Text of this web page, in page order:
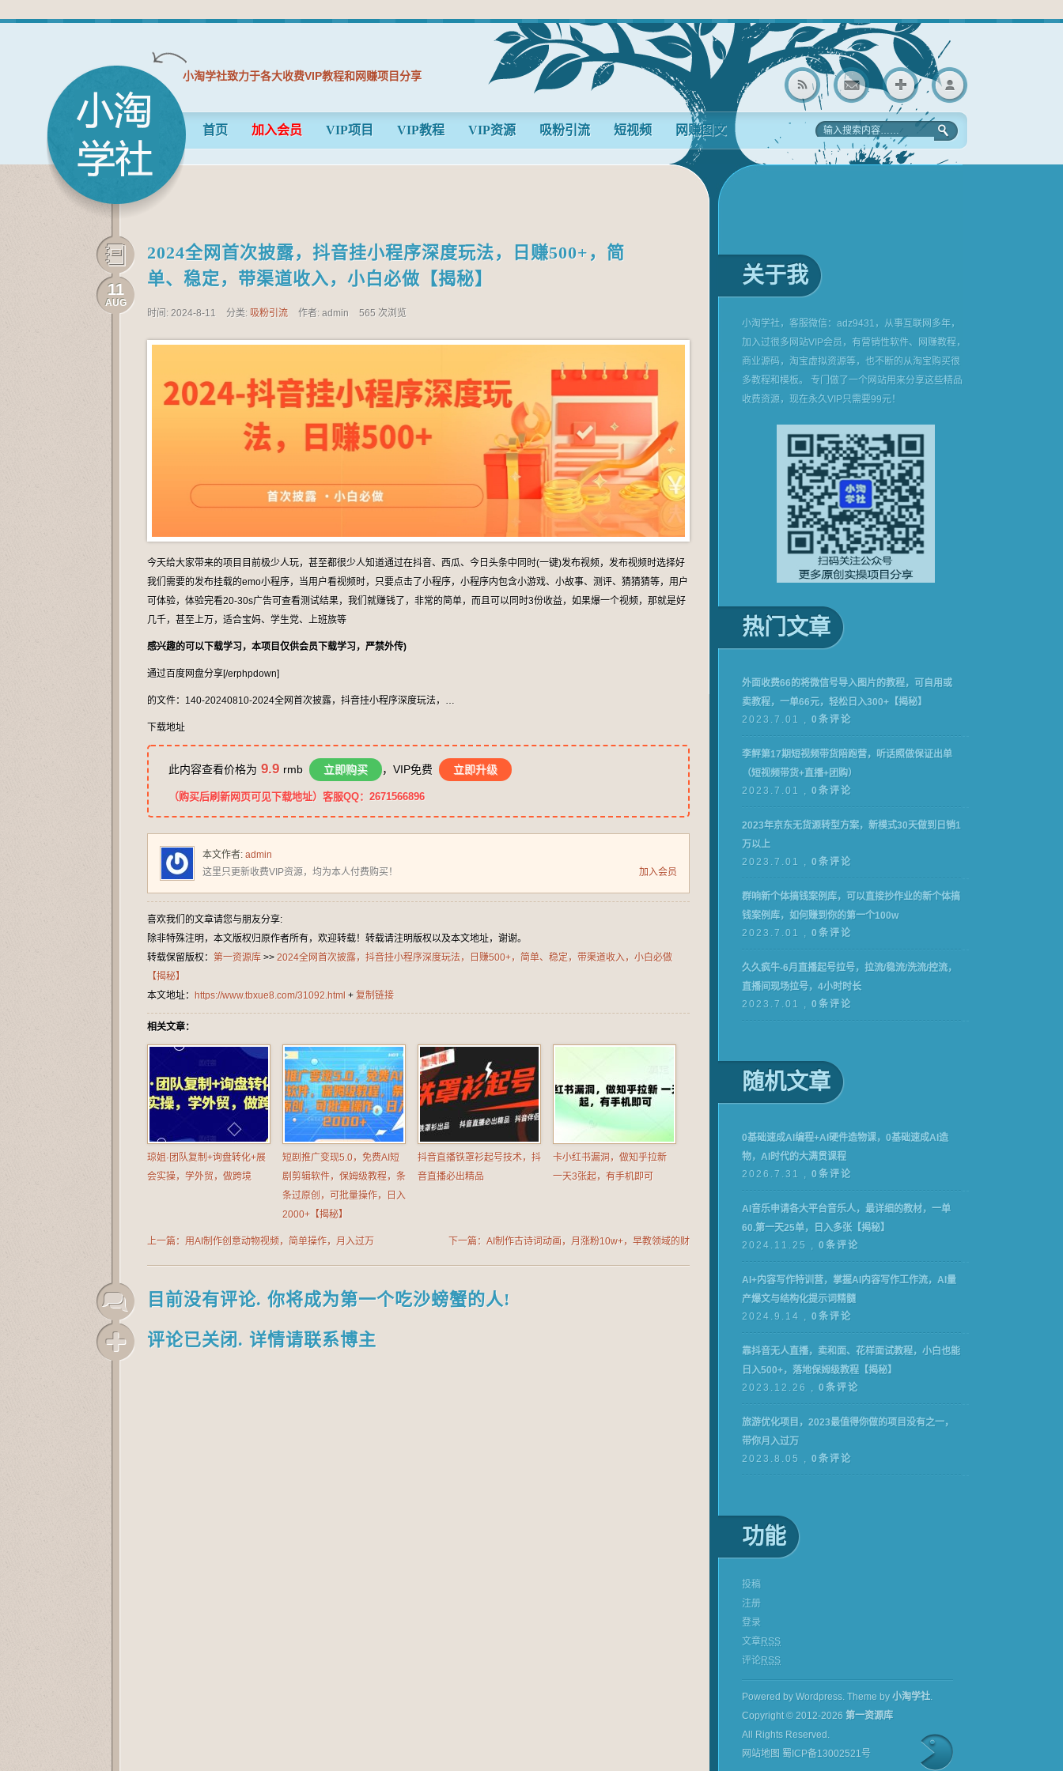
小淘学社致力于各大收费VIP教程和网赚项目分享
首页 加入会员 VIP项目 VIP教程 VIP资源 吸粉引流 短视频 网赚图文
11
AUG
2024全网首次披露，抖音挂小程序深度玩法，日赚500+，简
单、稳定，带渠道收入，小白必做【揭秘】
时间: 2024-8-11 分类: 吸粉引流 作者: admin 565 次浏览
今天给大家带来的项目目前极少人玩，甚至都很少人知道通过在抖音、西瓜、今日头条中同时(一键)发布视频，发布视频时选择好
我们需要的发布挂载的emo小程序，当用户看视频时，只要点击了小程序，小程序内包含小游戏、小故事、测评、猜猜猜等，用户
可体验，体验完看20-30s广告可查看测试结果，我们就赚钱了，非常的简单，而且可以同时3份收益，如果爆一个视频，那就是好
几千，甚至上万，适合宝妈、学生党、上班族等
感兴趣的可以下载学习，本项目仅供会员下载学习，严禁外传)
通过百度网盘分享[/erphpdown]
的文件：140-20240810-2024全网首次披露，抖音挂小程序深度玩法，…
下载地址
此内容查看价格为 9.9 rmb 立即购买 ，VIP免费 立即升级
（购买后刷新网页可见下载地址）客服QQ：2671566896
本文作者: admin
这里只更新收费VIP资源，均为本人付费购买！
加入会员
喜欢我们的文章请您与朋友分享:
除非特殊注明，本文版权归原作者所有，欢迎转载！转载请注明版权以及本文地址，谢谢。
转载保留版权： 第一资源库 >> 2024全网首次披露，抖音挂小程序深度玩法，日赚500+，简单、稳定，带渠道收入，小白必做
【揭秘】
本文地址：
https://www.tbxue8.com/31092.html + 复制链接
相关文章：
琼姐·团队复制+询盘转化+展
会实操，学外贸，做跨境
短剧推广变现5.0，免费AI短
剧剪辑软件，保姆级教程，条
条过原创，可批量操作，日入
2000+【揭秘】
抖音直播铁罩衫起号技术，抖
音直播必出精品
卡小红书漏洞，做知乎拉新
一天3张起，有手机即可
上一篇：用AI制作创意动物视频，简单操作，月入过万
下一篇：AI制作古诗词动画，月涨粉10w+，早教领域的财
目前没有评论. 你将成为第一个吃沙螃蟹的人!
评论已关闭. 详情请联系博主
关于我
小淘学社，客服微信：adz9431，从事互联网多年，
加入过很多网站VIP会员，有营销性软件、网赚教程，
商业源码，淘宝虚拟资源等，也不断的从淘宝购买很
多教程和模板。 专门做了一个网站用来分享这些精品
收费资源，现在永久VIP只需要99元！
热门文章
外面收费66的将微信号导入图片的教程，可自用或
卖教程，一单66元，轻松日入300+【揭秘】
2023.7.01 , 0条评论
李鲆第17期短视频带货陪跑营，听话照做保证出单
（短视频带货+直播+团购）
2023.7.01 , 0条评论
2023年京东无货源转型方案，新模式30天做到日销1
万以上
2023.7.01 , 0条评论
群响新个体‮钱搞‬案例库，可‮直以‬接抄作业的新‮体个‬搞
钱案例库，如何赚到你的第一个100w
2023.7.01 , 0条评论
久久疯牛-6月直播起号拉号，拉流/稳流/洗流/控流，​
直播间现场拉号，4小时时长
2023.7.01 , 0条评论
随机文章
0基础速成AI编程+AI硬件造物课，0基础速成AI造
物，AI时代的大满贯课程
2026.7.31 , 0条评论
AI音乐申请各大平台音乐人，最详细的教材，一单
60.第一天25单，日入多张【揭秘】
2024.11.25 , 0条评论
AI+内容写作特训营，掌握AI内容写作工作流，AI量
产爆文与结构化提示词精髓
2024.9.14 , 0条评论
靠抖音无人直播，卖和面、花样面试教程，小白也能
日入500+，落地保姆级教程【揭秘】
2023.12.26 , 0条评论
旅游优化项目，2023最值得你做的项目没有之一，
带你月入过万
2023.8.05 , 0条评论
功能
投稿
注册
登录
文章RSS
评论RSS
Powered by Wordpress. Theme by 小淘学社.
Copyright © 2012-2026 第一资源库
All Rights Reserved.
网站地图 蜀ICP备13002521号